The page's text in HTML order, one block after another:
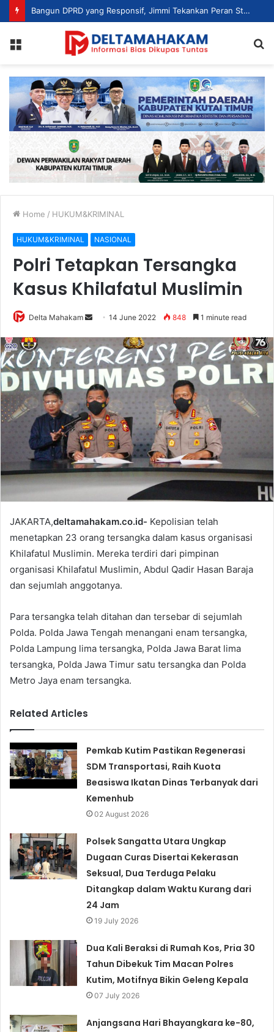
Bangun DPRD yang Responsif, Jimmi Tekankan Peran Strategis Tenaga Ahli dalam Penyusunan Kebijakan
Home / HUKUM&KRIMINAL
HUKUM&KRIMINAL NASIONAL
Polri Tetapkan Tersangka
Kasus Khilafatul Muslimin
Delta Mahakam
n
d
a
n
e
m
a
i
l
14 June 2022 848 1 minute read
JAKARTA,deltamahakam.co.id- Kepolisian telah
menetapkan 23 orang tersangka dalam kasus organisasi
Khilafatul Muslimin. Mereka terdiri dari pimpinan
organisasi Khilafatul Muslimin, Abdul Qadir Hasan Baraja
dan sejumlah anggotanya.
Para tersangka telah ditahan dan tersebar di sejumlah
Polda. Polda Jawa Tengah menangani enam tersangka,
Polda Lampung lima tersangka, Polda Jawa Barat lima
tersangka, Polda Jawa Timur satu tersangka dan Polda
Metro Jaya enam tersangka.
Related Articles
Pemkab Kutim Pastikan Regenerasi
SDM Transportasi, Raih Kuota
Beasiswa Ikatan Dinas Terbanyak dari
Kemenhub
02 August 2026
Polsek Sangatta Utara Ungkap
Dugaan Curas Disertai Kekerasan
Seksual, Dua Terduga Pelaku
Ditangkap dalam Waktu Kurang dari
24 Jam
19 July 2026
Dua Kali Beraksi di Rumah Kos, Pria 30
Tahun Dibekuk Tim Macan Polres
Kutim, Motifnya Bikin Geleng Kepala
07 July 2026
Anjangsana Hari Bhayangkara ke-80,